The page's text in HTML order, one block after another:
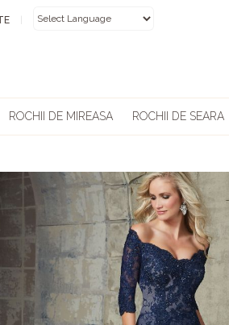
ROCHII DE MIREASA ROCHII DE SEARA